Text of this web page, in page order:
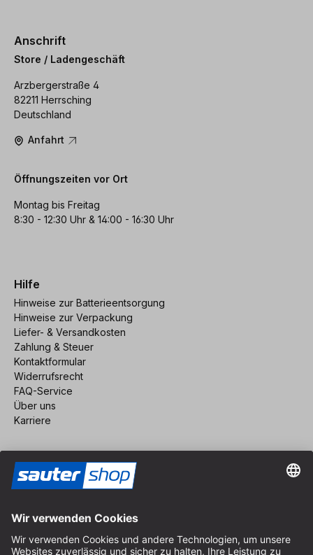
Anschrift
Store / Ladengeschäft
Arzbergerstraße 4
82211 Herrsching
Deutschland
Anfahrt
Öffnungszeiten vor Ort
Montag bis Freitag
8:30 - 12:30 Uhr & 14:00 - 16:30 Uhr
Hilfe
Hinweise zur Batterieentsorgung
Hinweise zur Verpackung
Liefer- & Versandkosten
Zahlung & Steuer
Kontaktformular
Widerrufsrecht
FAQ-Service
Über uns
Karriere
Impressum